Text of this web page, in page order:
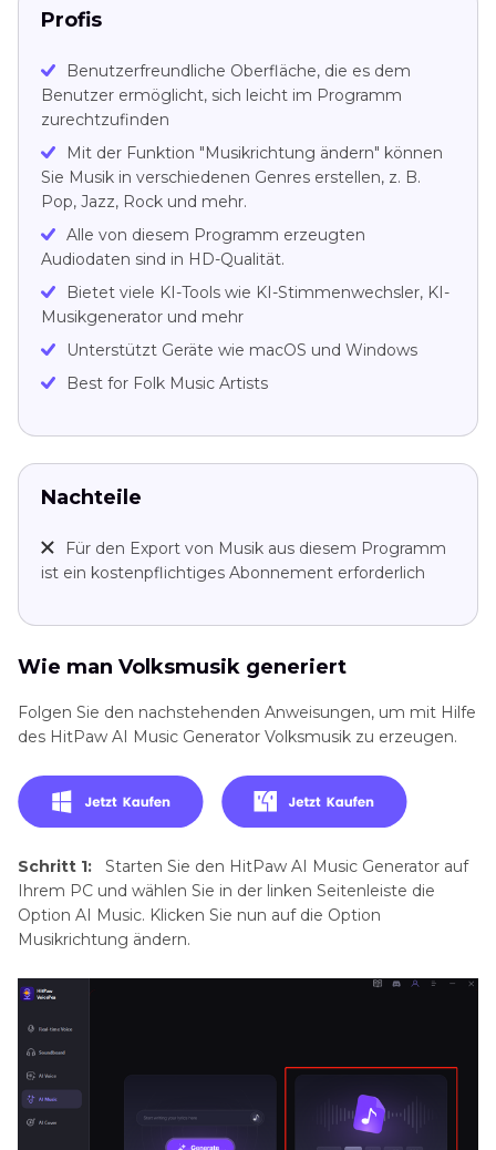
Profis
Benutzerfreundliche Oberfläche, die es dem
Benutzer ermöglicht, sich leicht im Programm
zurechtzufinden
Mit der Funktion "Musikrichtung ändern" können
Sie Musik in verschiedenen Genres erstellen, z. B.
Pop, Jazz, Rock und mehr.
Alle von diesem Programm erzeugten
Audiodaten sind in HD-Qualität.
Bietet viele KI-Tools wie KI-Stimmenwechsler, KI-
Musikgenerator und mehr
Unterstützt Geräte wie macOS und Windows
Best for Folk Music Artists
Nachteile
Für den Export von Musik aus diesem Programm
ist ein kostenpflichtiges Abonnement erforderlich
Wie man Volksmusik generiert
Folgen Sie den nachstehenden Anweisungen, um mit Hilfe
des HitPaw AI Music Generator Volksmusik zu erzeugen.
Schritt 1:
Starten Sie den HitPaw AI Music Generator auf
Ihrem PC und wählen Sie in der linken Seitenleiste die
Option AI Music. Klicken Sie nun auf die Option
Musikrichtung ändern.